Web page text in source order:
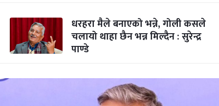
धरहरा मैले बनाएको भन्ने, गोली कसले
चलायो थाहा छैन भन्न मिल्दैन : सुरेन्द्र
पाण्डे